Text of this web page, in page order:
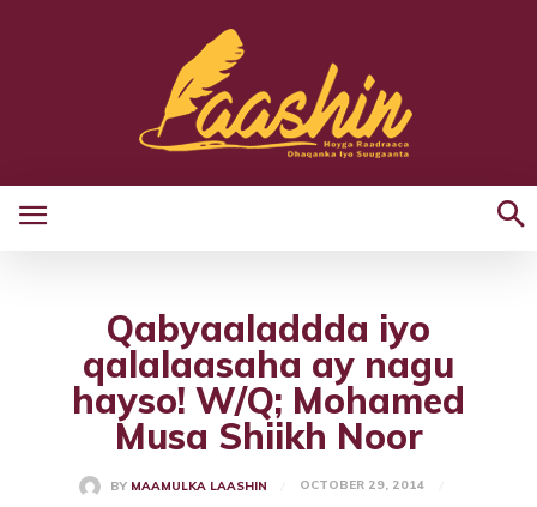
Qabyaaladdda iyo
qalalaasaha ay nagu
hayso! W/Q; Mohamed
Musa Shiikh Noor
BY MAAMULKA LAASHIN OCTOBER 29, 2014